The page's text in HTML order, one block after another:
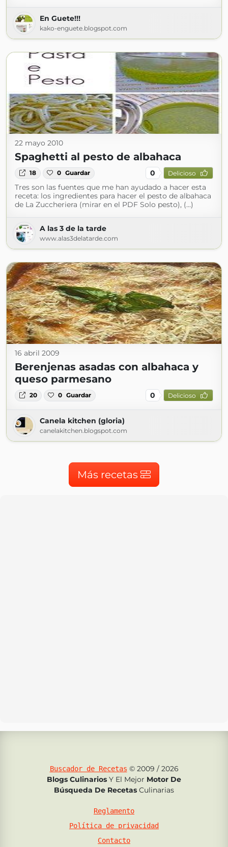
En Guete!!!
kako-enguete.blogspot.com
22 mayo 2010
Spaghetti al pesto de albahaca
18 0 Guardar 0 Delicioso
Tres son las fuentes que me han ayudado a hacer esta
receta: los ingredientes para hacer el pesto de albahaca
de La Zuccheriera (mirar en el PDF Solo pesto), (...)
A las 3 de la tarde
www.alas3delatarde.com
16 abril 2009
Berenjenas asadas con albahaca y
queso parmesano
20 0 Guardar 0 Delicioso
Canela kitchen (gloria)
canelakitchen.blogspot.com
Más recetas
Buscador de Recetas © 2009 / 2026
Blogs Culinarios Y El Mejor Motor De
Búsqueda De Recetas Culinarias
Reglamento
Política de privacidad
Contacto